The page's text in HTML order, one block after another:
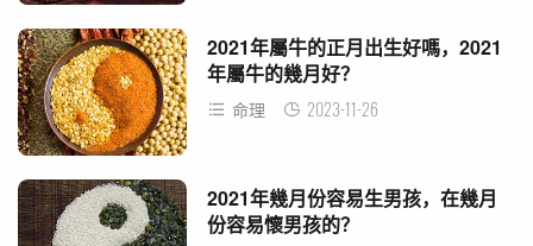
2021年屬牛的正月出生好嗎，2021
年屬牛的幾月好？
命理 2023-11-26
2021年幾月份容易生男孩，在幾月
份容易懷男孩的？